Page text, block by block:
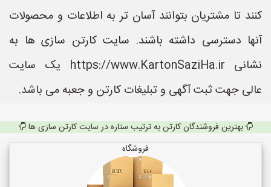
کنند تا مشتریان بتوانند آسان تر به اطلاعات و محصولات
آنها دسترسی داشته باشند. سایت کارتن سازی ها به
نشانی https://www.KartonSaziHa.ir یک سایت
عالی جهت ثبت آگهی و تبلیغات کارتن و جعبه می باشد.
بهترین فروشندگان کارتن به ترتیب ستاره در سایت کارتن سازی ها
فروشگاه